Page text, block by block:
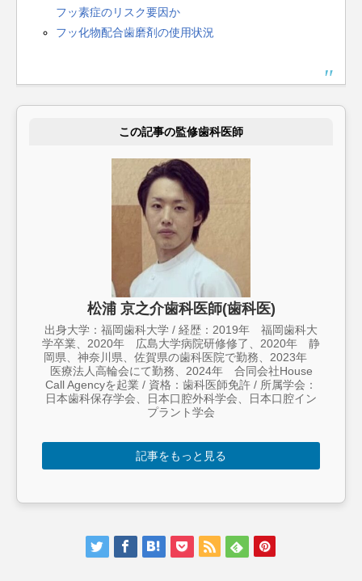
フッ素症のリスク要因か
フッ化物配合歯磨剤の使用状況
この記事の監修歯科医師
松浦 京之介歯科医師(歯科医)
出身大学：福岡歯科大学 / 経歴：2019年 福岡歯科大
学卒業、2020年 広島大学病院研修修了、2020年 静
岡県、神奈川県、佐賀県の歯科医院で勤務、2023年
医療法人高輪会にて勤務、2024年 合同会社House
Call Agencyを起業 / 資格：歯科医師免許 / 所属学会：
日本歯科保存学会、日本口腔外科学会、日本口腔イン
プラント学会
記事をもっと見る